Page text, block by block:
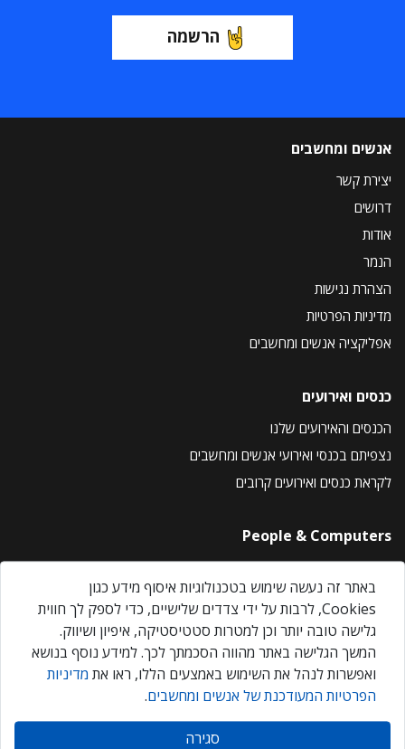
הרשמה
אנשים ומחשבים
יצירת קשר
דרושים
אודות
הנמר
הצהרת נגישות
מדיניות הפרטיות
אפליקציה אנשים ומחשבים
כנסים ואירועים
הכנסים והאירועים שלנו
נצפיתם בכנסי ואירועי אנשים ומחשבים
לקראת כנסים ואירועים קרובים
People & Computers
About Us
Privacy Policy
Contact Us
Our Events
אנשים ומחשבים © 2026 – כל הזכויות שמורות
באתר זה נעשה שימוש בטכנולוגיות איסוף מידע כגון
Cookies, לרבות על ידי צדדים שלישיים, כדי לספק לך חווית
גלישה טובה יותר וכן למטרות סטטיסטיקה, איפיון ושיווק.
המשך הגלישה באתר מהווה הסכמתך לכך. למידע נוסף בנושא
ואפשרות לנהל את השימוש באמצעים הללו, ראו את מדיניות
הפרטיות המעודכנת של אנשים ומחשבים.
סגירה